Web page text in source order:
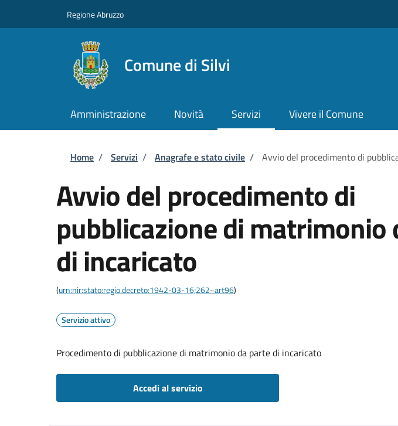
Regione Abruzzo
Comune di Silvi
Amministrazione Novità Servizi Vivere il Comune
Briciole di pane
Home / Servizi / Anagrafe e stato civile / Avvio del procedimento di
Avvio del procedimento di
pubblicazione di matrimonio
di incaricato
(urn:nir:stato:regio.decreto:1942-03-16;262~art96)
Servizio attivo
Procedimento di pubblicazione di matrimonio da parte di incaricato
Accedi al servizio